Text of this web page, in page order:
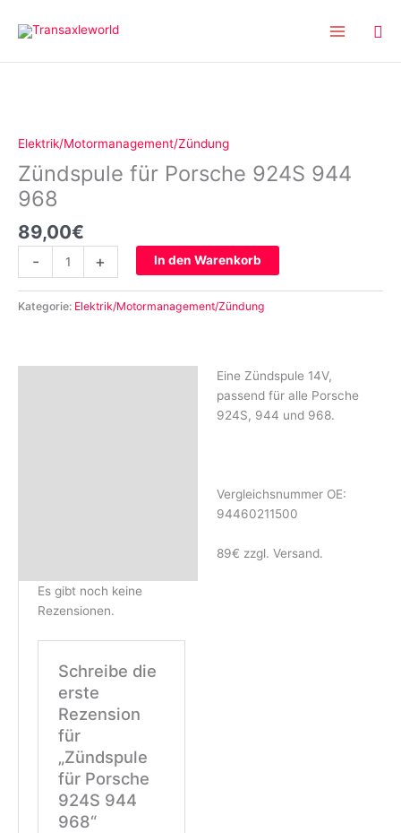
Inhalt
Elektrik/Motormanagement/Zündung
Zündspule für Porsche 924S 944
968
89,00€
-
924S
944
968
Menge
+ In den Warenkorb
Kategorie: Elektrik/Motormanagement/Zündung
Eine Zündspule 14V,
passend für alle Porsche
924S, 944 und 968.
Vergleichsnummer OE:
94460211500
89€ zzgl. Versand.
Es gibt noch keine
Rezensionen.
Schreibe die
erste
Rezension
für
„Zündspule
für Porsche
924S 944
968“